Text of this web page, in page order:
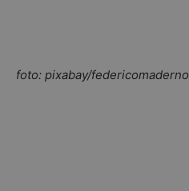
foto: pixabay/federicomaderno